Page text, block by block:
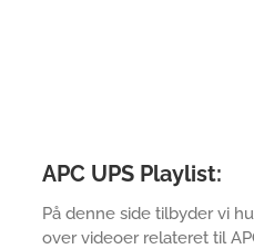
APC UPS Playlist:
På denne side tilbyder vi
over videoer relateret til